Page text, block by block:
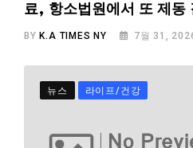
료, 항소법원에서 또 제동
BYK.A TIMES NY 7월 31,
뉴스 라이프/건강